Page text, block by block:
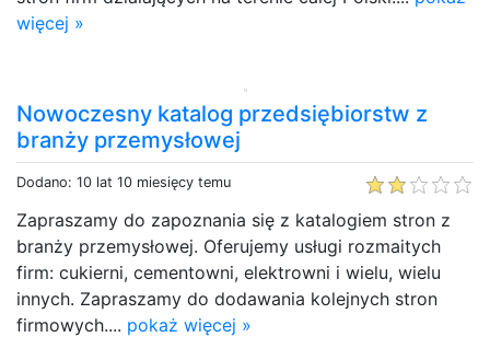
więcej »
Nowoczesny katalog przedsiębiorstw z
branży przemysłowej
Dodano: 10 lat 10 miesięcy temu
Zapraszamy do zapoznania się z katalogiem stron z
branży przemysłowej. Oferujemy usługi rozmaitych
firm: cukierni, cementowni, elektrowni i wielu, wielu
innych. Zapraszamy do dodawania kolejnych stron
firmowych.... pokaż więcej »